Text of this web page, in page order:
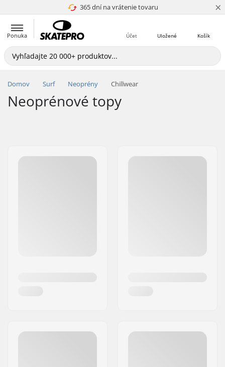
365 dní na vrátenie tovaru
4.8 z 5 ×
Ponuka Košík
Uložené
Účet
Domov Surf Neoprény Chillwear
Neoprénové topy